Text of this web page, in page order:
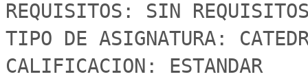
REQUISITOS: SIN
TIPO DE ASIGNATURA:
CALIFICACION: ESTANDAR